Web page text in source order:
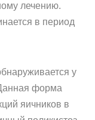
лечению.
в период
у
форма
яичников в